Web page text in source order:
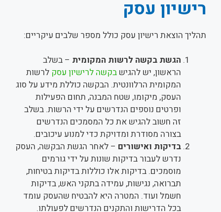
רישיון עסק
תהליך הוצאת רישיון עסק כולל מספר שלבים עיקריים:
הגשת בקשה לרשות המקומית – בשלב
הראשון, יש להגיש בקשה לרישיון עסק לרשות
המקומית הרלוונטית. הבקשה כוללת מידע על סוג
העסק, מיקומו, שטח המבנה, תחום הפעילות
ופרטים נוספים הנדרשים על ידי הרשות. בשלב
זה חשוב להגיש את כל המסמכים הנדרשים
בצורה מסודרת ומדויקת כדי למנוע עיכובים.
בדיקות ואישורים – לאחר הגשת הבקשה, העסק
נדרש לעבור בדיקות שונות על ידי גורמים
מוסמכים. בדיקות אלו כוללות בדיקות בטיחות,
תברואה, נגישות, עמידה בתקני האש, בדיקות
חשמל ועוד. המטרה היא להבטיח שהעסק עומד
בכל הדרישות והתקנים הנדרשים לפעולתו.